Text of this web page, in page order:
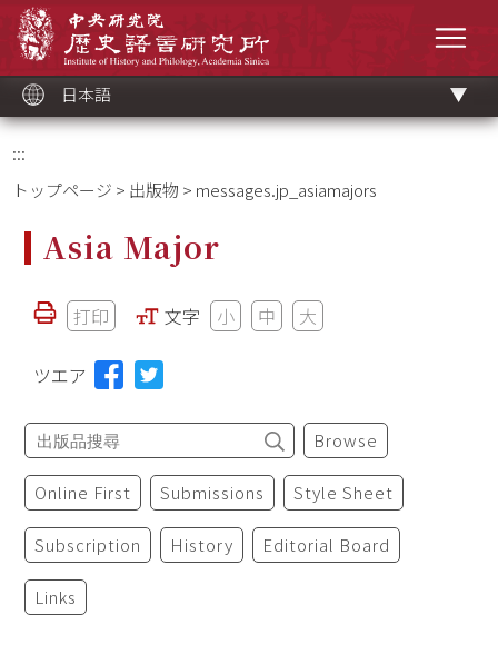
ッ
ク
日本語
:::
トップページ > 出版物 > messages.jp_asiamajors
Asia Major
打印 文字 小 中 大
ツエア
Browse
Online First Submissions Style Sheet
Subscription History Editorial Board
Links